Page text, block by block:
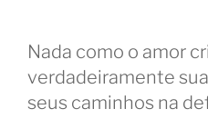
Nada como o amor
verdadeiramente
seus caminhos na